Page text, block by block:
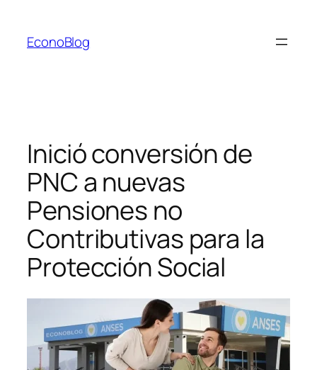
contenido
EconoBlog
Inició conversión de
PNC a nuevas
Pensiones no
Contributivas para la
Protección Social